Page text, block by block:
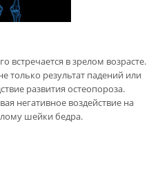
встречается в зрелом возрасте.
только результат падений или
развития остеопороза.
негативное воздействие на
шейки бедра.